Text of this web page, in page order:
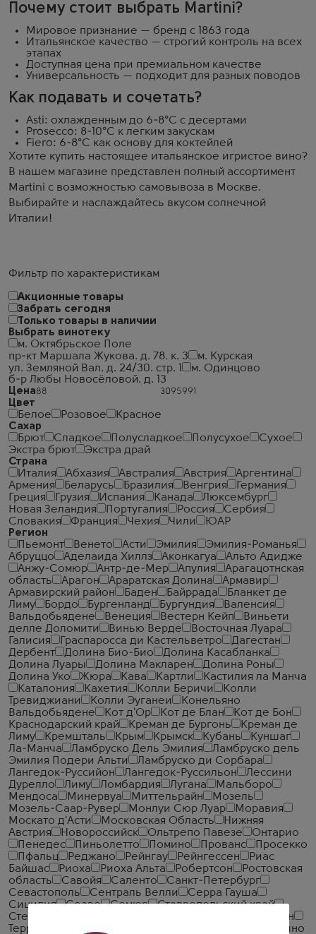
Фильтр по характеристикам
Акционные товары
Забрать сегодня
Только товары в наличии
Выбрать винотеку
м. Октябрьское Поле
пр-кт Маршала Жукова. д. 78. к. 3
м. Курская
ул. Земляной Вал. д. 24/30. стр. 1
м. Одинцово
б-р Любы Новосёловой. д. 13
Цена
Цвет
Белое
Розовое
Красное
Сахар
Брют
Сладкое Полусладкое Полусухое
Сухое
Экстра брют
Экстра драй
Страна
Италия
Абхазия Австралия Австрия
Аргентина
Армения
Беларусь Бразилия Венгрия
Германия
Греция
Грузия Испания Канада
Люксембург
Новая Зеландия
Португалия Россия
Сербия
Словакия
Франция Чехия Чили
ЮАР
Регион
Пьемонт
Венето Асти Эмилия
Эмилия-Романья
Абруццо
Аделаида Хиллз Аконкагуа
Альто Адидже
Анжу-Сомюр
Антр-де-Мер Апулия
Арагацотнская
область
Арагон Араратская Долина
Армавир
Армавирский район
Баден Байррада
Бланкет де
Лиму
Бордо Бургенланд Бургундия
Валенсия
Вальдобьядене
Венеция Вестерн Кейп
Виньети
делле Доломити
Винью Верде
Восточная Луара
Галисия
Граспаросса ди Кастельветро
Дагестан
Дербент
Долина Био-Био
Долина Касабланка
Долина Луары
Долина Макларен
Долина Роны
Долина Уко
Жюра Кава Картли
Кастилия ла Манча
Каталония
Кахетия Колли Беричи
Колли
Тревиджиани
Колли Эуганеи
Конельяно
Вальдобьядене
Кот д'Ор Кот де Блан
Кот де Бон
Краснодарский край
Креман де Бургонь
Креман де
Лиму
Кремшталь Крым Крымск Кубань
Куншаг
Ла-Манча
Ламбруско Дель Эмилия
Ламбруско дель
Эмилия Подери Альти
Ламбруско ди Сорбара
Лангедок-Руссийон
Лангедок-Руссильон
Лессини
Дурелло
Лиму Ломбардия Лугана
Мальборо
Мендоса
Минервуа Миттельрайн
Мозель
Мозель-Саар-Рувер
Монлуи Сюр Луар
Моравия
Москато д'Асти
Московская Область
Нижняя
Австрия
Новороссийск Ольтрепо Павезе
Онтарио
Пенедес
Пиньолетто Помино Прованс
Просекко
Пфальц
Реджано Рейнгау Рейнгессен
Риас
Байшас
Риоха Риоха Альта Робертсон
Ростовская
область
Савойя Саленто
Санкт-Петербург
Севастополь
Сентраль Велли
Серра Гауша
Сицилия
Соаве Сомюр
Ставропольский край
Стелленбош
Терменрегион
Терре Сичилиане
Трентино
Почему стоит выбрать Martini?
Мировое признание — бренд с 1863 года
Итальянское качество — строгий контроль на всех
этапах
Доступная цена при премиальном качестве
Универсальность — подходит для разных поводов
Как подавать и сочетать?
Asti: охлажденным до 6-8°C с десертами
Prosecco: 8-10°C к легким закускам
Fiero: 6-8°C как основу для коктейлей
Хотите купить настоящее итальянское игристое вино?
В нашем магазине представлен полный ассортимент
Martini с возможностью самовывоза в Москве.
Выбирайте и наслаждайтесь вкусом солнечной
Италии!